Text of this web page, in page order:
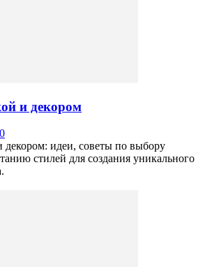
и декором
0
декором: идеи, советы по выбору
стилей для создания уникального